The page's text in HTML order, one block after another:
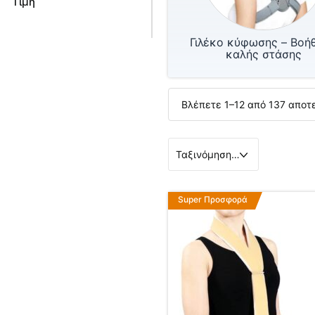
Γιλέκο κύφωσης –
καλής στάσης
Βλέπετε 1–12 από 137
Super Προσφορά
Αυτό
έχει
πολλαπλές
παραλλαγές.
επιλογές